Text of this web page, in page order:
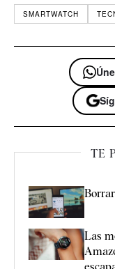
SMARTWATCH
TE
Las